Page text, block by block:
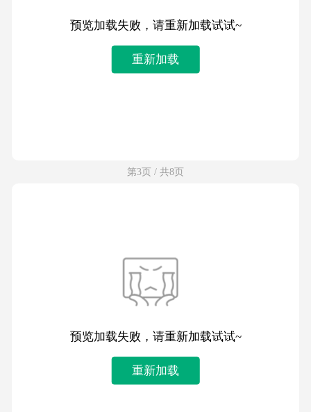
预览加载失败，请重新加载试试~
重新加载
第3页 / 共8页
预览加载失败，请重新加载试试~
重新加载